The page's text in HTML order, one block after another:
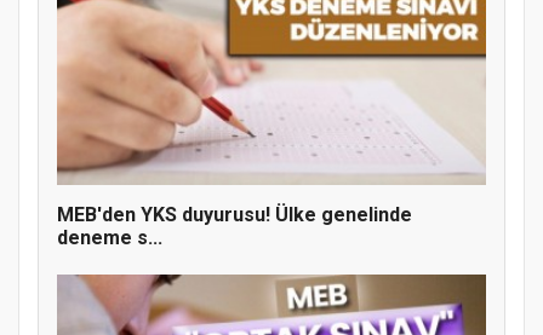
MÜFTÜ ABULSELAM ÖZDERE’YE ZİYARET
MEB'den YKS duyurusu! Ülke genelinde
deneme s...